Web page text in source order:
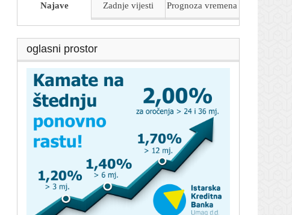
Najave Zadnje vijesti Prognoza vremena
oglasni prostor